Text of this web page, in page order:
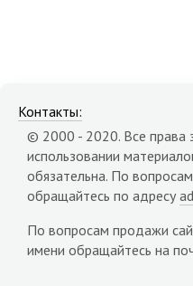
Контакты:
© 2000 - 2020. Все права
использовании
обязательна. По
обращайтесь по адресу
По вопросам продажи
имени обращайтесь на